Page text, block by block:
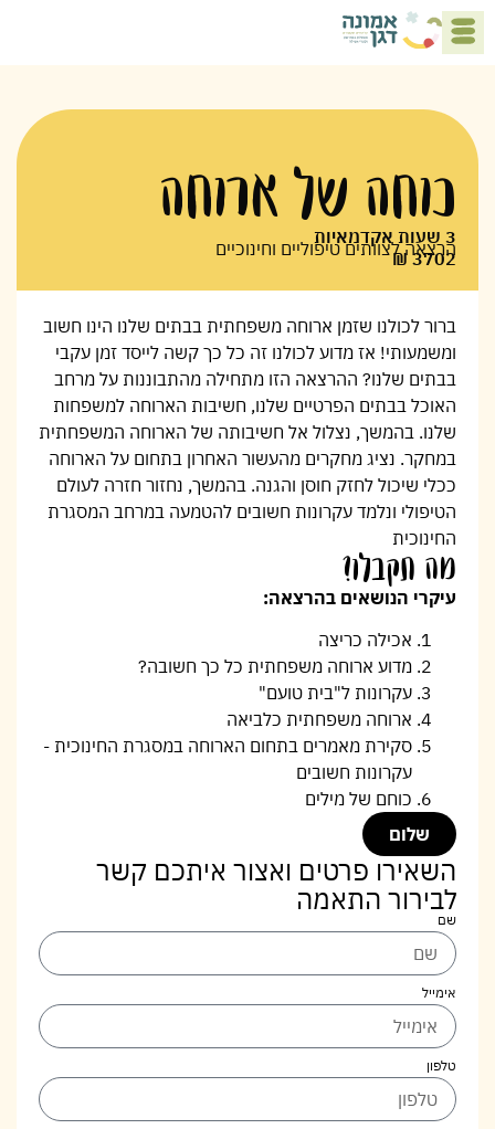
כוחה של ארוחה
3 שעות אקדמאיות
הרצאה לצוותים טיפוליים וחינוכיים
3702 ₪
ברור לכולנו שזמן ארוחה משפחתית בבתים שלנו הינו חשוב
ומשמעותי! אז מדוע לכולנו זה כל כך קשה לייסד זמן עקבי
בבתים שלנו? ההרצאה הזו מתחילה מהתבוננות על מרחב
האוכל בבתים הפרטיים שלנו, חשיבות הארוחה למשפחות
שלנו. בהמשך, נצלול אל חשיבותה של הארוחה המשפחתית
במחקר. נציג מחקרים מהעשור האחרון בתחום על הארוחה
ככלי שיכול לחזק חוסן והגנה. בהמשך, נחזור חזרה לעולם
הטיפולי ונלמד עקרונות חשובים להטמעה במרחב המסגרת
החינוכית
מה תקבלו?
עיקרי הנושאים בהרצאה:
אכילה כריצה
מדוע ארוחה משפחתית כל כך חשובה?
עקרונות ל"בית טועם"
ארוחה משפחתית כלביאה
סקירת מאמרים בתחום הארוחה במסגרת החינוכית -
עקרונות חשובים
כוחם של מילים
שלום
השאירו פרטים ואצור איתכם קשר
לבירור התאמה
שם
אימייל
טלפון